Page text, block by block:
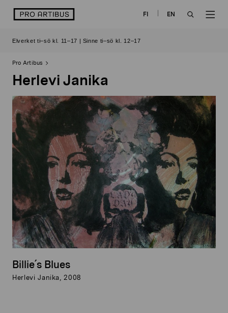
logo FI
EN
Elverket ti–sö kl. 11–17 | Sinne ti–sö kl. 12–17
Pro Artibus
Herlevi Janika
Billie´s Blues
Herlevi Janika, 2008